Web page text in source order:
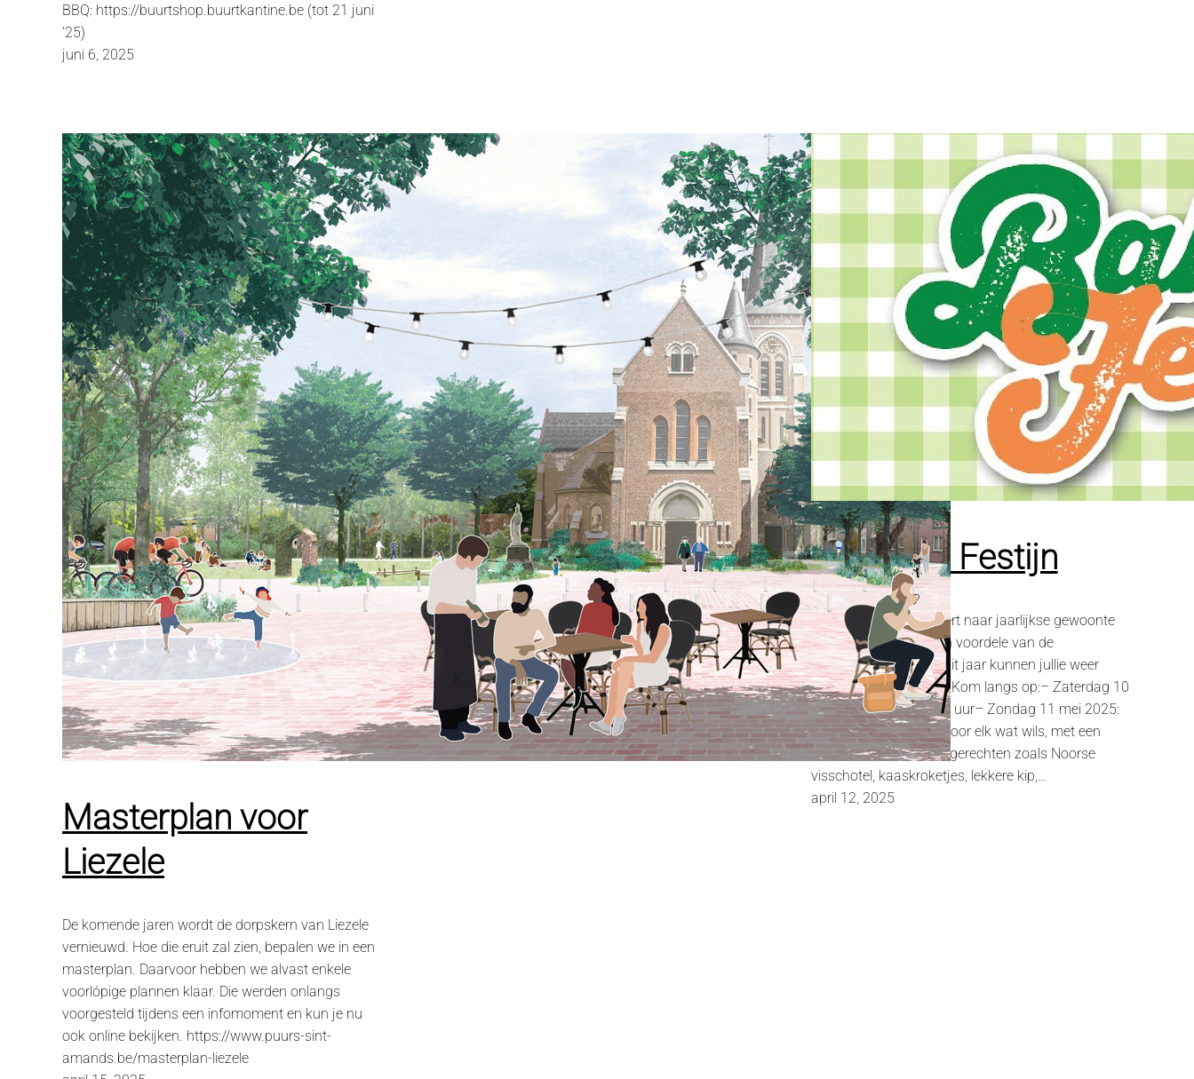
BBQ: https://buurtshop.buurtkantine.be (tot 21 juni
’25)
juni 6, 2025
Masterplan voor
Liezele
De komende jaren wordt de dorpskern van Liezele
vernieuwd. Hoe die eruit zal zien, bepalen we in een
masterplan. Daarvoor hebben we alvast enkele
voorlópige plannen klaar. Die werden onlangs
voorgesteld tijdens een infomoment en kun je nu
ook online bekijken. https://www.puurs-sint-
amands.be/masterplan-liezele
Schirmbar Liezele
Einde van het skiseizoen vieren met de enige echte
Oostenrijkse schirmbar. do 24 april: after work van
16u tot 1u vrij 25 april: verkleedavond van 16u tot
1u zat 26 april: après-ski voor het hele gezin van
12u tot 18u Closing party van 18u tot 1u Check de
Instagram pagina voor meer info !
https://www.instagram.com/schirmbar_liezele
april 14, 2025
Baksteen Festijn
Chiro Liezele organiseert naar jaarlijkse gewoonte
het Baksteenfestijn ten voordele van de
Chirogebouwen. Ook dit jaar kunnen jullie weer
lekker komen smullen. Kom langs op:– Zaterdag 10
mei 2025: 17.00-20.30 uur– Zondag 11 mei 2025:
11.30-15.00 uur Er is voor elk wat wils, met een
uitgebreide keuze aan gerechten zoals Noorse
visschotel, kaaskroketjes, lekkere kip,…
april 12, 2025